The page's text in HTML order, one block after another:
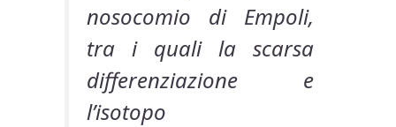
nosocomio di Empoli,
tra i quali la scarsa
differenziazione e
l’isotopo